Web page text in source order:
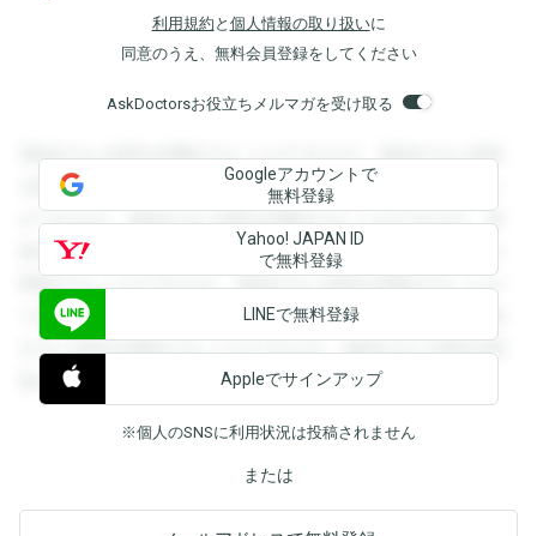
利用規約 と 個人情報の取り扱いに
同意のうえ、無料会員登録をしてください
AskDoctorsお役立ちメルマガを受け取る
登録すると回答を閲覧することができます。登録すると回答
を閲覧することができます。登録すると回答を閲覧すること
ができます。登録すると回答を閲覧することができます。登
録すると回答を閲覧することができます。登録すると回答を
閲覧することができます。登録すると回答を閲覧することが
できます。登録すると回答を閲覧することができます。登録
すると回答を閲覧することができます。登録すると回答を閲
覧することができます。
Googleアカウントで
無料登録
Yahoo! JAPAN ID
で無料登録
LINEで無料登録
Appleでサインアップ
※個人のSNSに利用状況は投稿されません
または